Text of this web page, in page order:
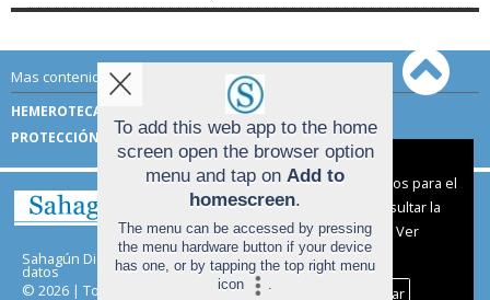
Mas contenido de Sahagún Digital:
HEMEROTECA
TÉRMINOS DE USO
PROTECCIÓN DE DATOS
Sahagún Digital | Términos de uso|Protección de
datos
© 2026 | Todos los derechos reservados
To add this web app to the home
screen open the browser option
menu and tap on Add to
homescreen.
The menu can be accessed by pressing
the menu hardware button if your device
has one, or by tapping the top right menu
icon
.
Aviso sobre el Uso de cookies:
Utilizamos cookies nuestras y de terceros para el
funcionamiento del digital. Puedes consultar la
lista de cookies y como desconectarlas.
Ver
nuestra Política de Privacidad y Cookies
Aceptar Cookies
Personalizar